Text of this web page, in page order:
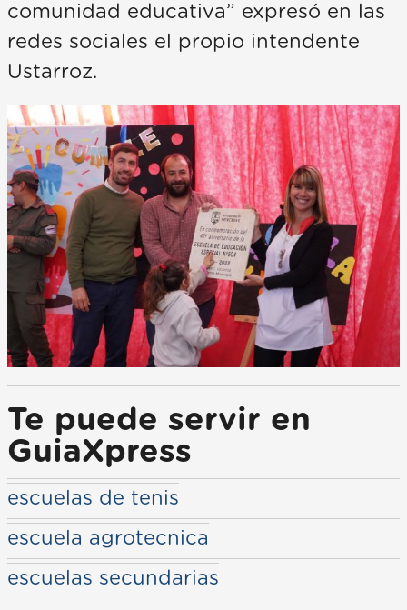
comunidad educativa” expresó en las
redes sociales el propio intendente
Ustarroz.
Te puede servir en
GuiaXpress
escuelas de tenis
escuela agrotecnica
escuelas secundarias